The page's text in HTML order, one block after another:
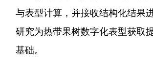
与表型计算，并接收结构化结果
研究为热带果树数字化表型获取
基础。